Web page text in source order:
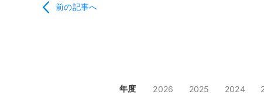
前の記事へ
年度 2026 2025 2024